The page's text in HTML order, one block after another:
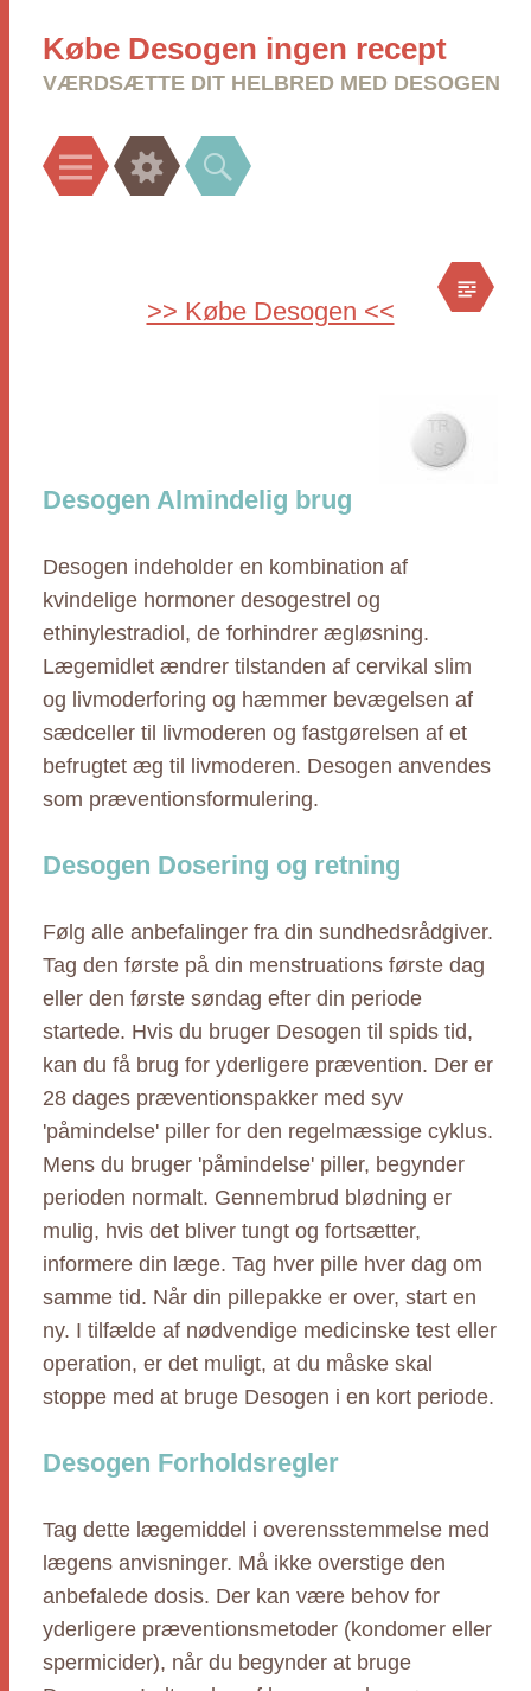
Købe Desogen ingen recept
VÆRDSÆTTE DIT HELBRED MED DESOGEN
Menu Widgets Search
>> Købe Desogen <<
Desogen Almindelig brug
Desogen indeholder en kombination af
kvindelige hormoner desogestrel og
ethinylestradiol, de forhindrer ægløsning.
Lægemidlet ændrer tilstanden af cervikal slim
og livmoderforing og hæmmer bevægelsen af
sædceller til livmoderen og fastgørelsen af et
befrugtet æg til livmoderen. Desogen anvendes
som præventionsformulering.
Desogen Dosering og retning
Følg alle anbefalinger fra din sundhedsrådgiver.
Tag den første på din menstruations første dag
eller den første søndag efter din periode
startede. Hvis du bruger Desogen til spids tid,
kan du få brug for yderligere prævention. Der er
28 dages præventionspakker med syv
'påmindelse' piller for den regelmæssige cyklus.
Mens du bruger 'påmindelse' piller, begynder
perioden normalt. Gennembrud blødning er
mulig, hvis det bliver tungt og fortsætter,
informere din læge. Tag hver pille hver dag om
samme tid. Når din pillepakke er over, start en
ny. I tilfælde af nødvendige medicinske test eller
operation, er det muligt, at du måske skal
stoppe med at bruge Desogen i en kort periode.
Desogen Forholdsregler
Tag dette lægemiddel i overensstemmelse med
lægens anvisninger. Må ikke overstige den
anbefalede dosis. Der kan være behov for
yderligere præventionsmetoder (kondomer eller
spermicider), når du begynder at bruge